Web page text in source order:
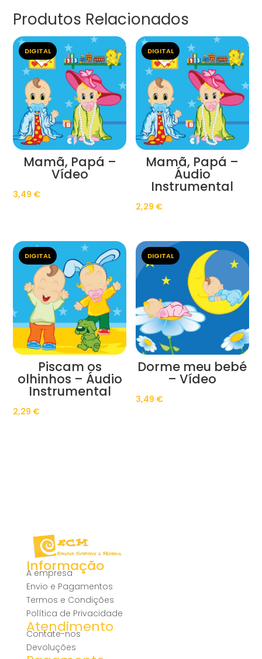
Produtos Relacionados
DIGITAL
Mamã, Papá –
Vídeo
3,49 €
DIGITAL
Mamã, Papá –
Áudio
Instrumental
2,29 €
DIGITAL
Piscam os
olhinhos – Áudio
Instrumental
2,29 €
DIGITAL
Dorme meu bebé
– Vídeo
3,49 €
Informação
A empresa
Envio e Pagamentos
Termos e Condições
Política de Privacidade
Atendimento
Contate-nos
Devoluções